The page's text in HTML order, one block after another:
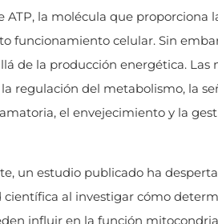
ATP, la molécula que proporciona
funcionamiento celular. Sin
de la producción energética. Las
regulación del metabolismo, la
el envejecimiento y la
un estudio publicado ha
al investigar cómo
influir en la función